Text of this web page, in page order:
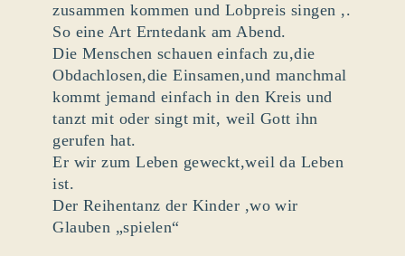
zusammen kommen und Lobpreis singen ,.
So eine Art Erntedank am Abend.
Die Menschen schauen einfach zu,die
Obdachlosen,die Einsamen,und manchmal
kommt jemand einfach in den Kreis und
tanzt mit oder singt mit, weil Gott ihn
gerufen hat.
Er wir zum Leben geweckt,weil da Leben
ist.
Der Reihentanz der Kinder ,wo wir
Glauben „spielen“